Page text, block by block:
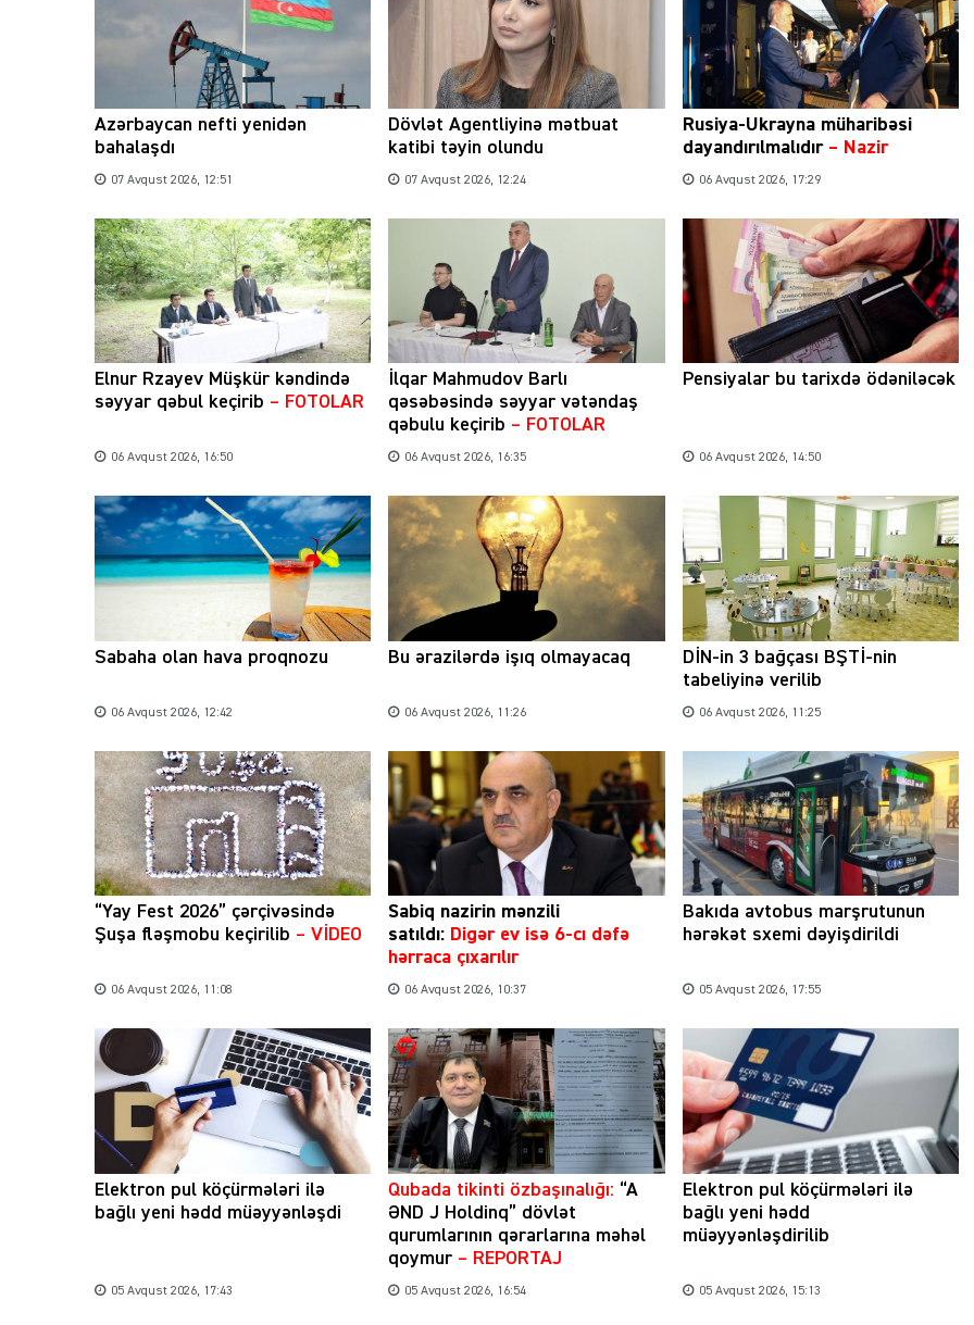
Azərbaycan nefti yenidən
bahalaşdı
07 Avqust 2026, 12:51
Dövlət Agentliyinə mətbuat
katibi təyin olundu
07 Avqust 2026, 12:24
Rusiya-Ukrayna müharibəsi
dayandırılmalıdır– Nazir
06 Avqust 2026, 17:29
Elnur Rzayev Müşkür kəndində
səyyar qəbul keçirib – FOTOLAR
06 Avqust 2026, 16:50
İlqar Mahmudov Barlı
qəsəbəsində səyyar vətəndaş
qəbulu keçirib – FOTOLAR
06 Avqust 2026, 16:35
Pensiyalar bu tarixdə ödəniləcək
06 Avqust 2026, 14:50
Sabaha olan hava proqnozu
06 Avqust 2026, 12:42
Bu ərazilərdə işıq olmayacaq
06 Avqust 2026, 11:26
DİN-in 3 bağçası BŞTİ-nin
tabeliyinə verilib
06 Avqust 2026, 11:25
“Yay Fest 2026” çərçivəsində
Şuşa fləşmobu keçirilib – VİDEO
06 Avqust 2026, 11:08
Sabiq nazirin mənzili
satıldı: Digər ev isə 6-cı dəfə
hərraca çıxarılır
06 Avqust 2026, 10:37
Bakıda avtobus marşrutunun
hərəkət sxemi dəyişdirildi
05 Avqust 2026, 17:55
Elektron pul köçürmələri ilə
bağlı yeni hədd müəyyənləşdi
05 Avqust 2026, 17:43
Qubada tikinti özbaşınalığı: “A
ƏND J Holdinq” dövlət
qurumlarının qərarlarına məhəl
qoymur – REPORTAJ
05 Avqust 2026, 16:54
Elektron pul köçürmələri ilə
bağlı yeni hədd
müəyyənləşdirilib
05 Avqust 2026, 15:13
Şəhərsalma ili və qanunsuz tikintilər: